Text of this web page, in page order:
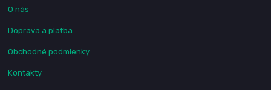
O nás
Doprava a platba
Obchodné podmienky
Kontakty